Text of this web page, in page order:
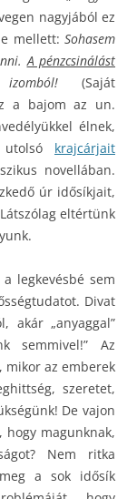
nagyjából ez
mellett: Sohasem
A pénzcsinálást
(Saját
a bajom az un.
élnek,
krajcárjait
novellában.
úr idősíkjait,
eltértünk
legkevésbé sem
Divat
akár „anyaggal”
semmivel!” Az
mikor az emberek
szeretet,
De vajon
magunknak,
Nem ritka
a sok idősík